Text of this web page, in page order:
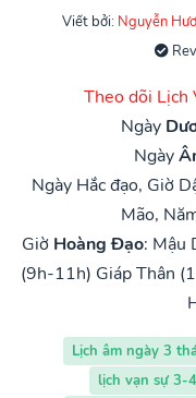
Viết bởi: Nguyễn
Theo dõi Lịch
Ngày
Ngày
Ngày Hắc đạo, Giờ
Mão,
Giờ Hoàng Đạo: Mậu
(9h-11h) Giáp Thân
Lịch âm ngày 3
lịch vạn sự 3-